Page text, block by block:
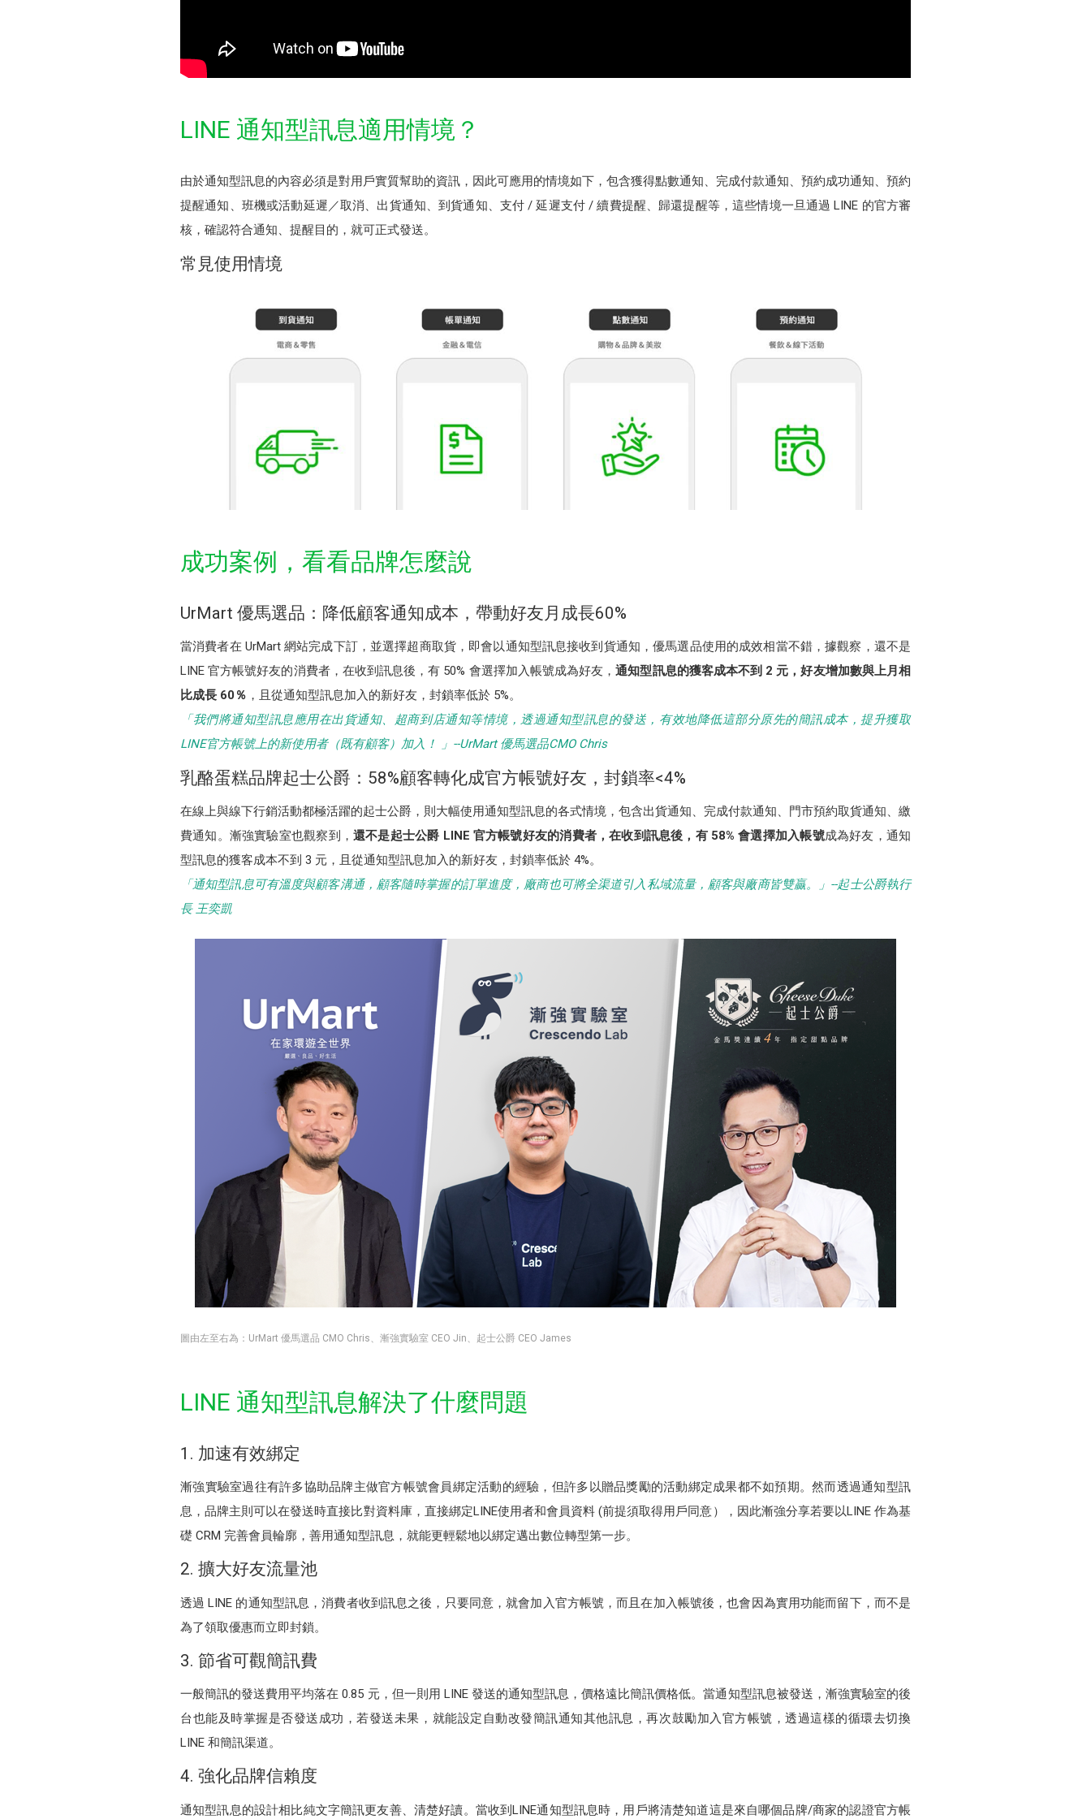
LINE 通知型訊息適用情境？
由於通知型訊息的內容必須是對用戶實質幫助的資訊，因此可應用的情境如下，包含獲得點數通知、完成付款通知、預約成功通知、預約
提醒通知、班機或活動延遲／取消、出貨通知、到貨通知、支付 / 延遲支付 / 續費提醒、歸還提醒等，這些情境一旦通過 LINE 的官方審
核，確認符合通知、提醒目的，就可正式發送。
常見使用情境
成功案例，看看品牌怎麼說
UrMart 優馬選品：降低顧客通知成本，帶動好友月成長60%
當消費者在 UrMart 網站完成下訂，並選擇超商取貨，即會以通知型訊息接收到貨通知，優馬選品使用的成效相當不錯，據觀察，還不是
LINE 官方帳號好友的消費者，在收到訊息後，有 50% 會選擇加入帳號成為好友，通知型訊息的獲客成本不到 2 元，好友增加數與上月相
比成長 60％ ，且從通知型訊息加入的新好友，封鎖率低於 5%。
「我們將通知型訊息應用在出貨通知、超商到店通知等情境，透過通知型訊息的發送，有效地降低這部分原先的簡訊成本，提升獲取
LINE官方帳號上的新使用者（既有顧客）加入！ 」--UrMart 優馬選品CMO Chris
乳酪蛋糕品牌起士公爵：58%顧客轉化成官方帳號好友，封鎖率<4%
在線上與線下行銷活動都極活躍的起士公爵，則大幅使用通知型訊息的各式情境，包含出貨通知、完成付款通知、門市預約取貨通知、繳
費通知。漸強實驗室也觀察到， 還不是起士公爵 LINE 官方帳號好友的消費者，在收到訊息後，有 58% 會選擇加入帳號成為好友，通知
型訊息的獲客成本不到 3 元，且從通知型訊息加入的新好友，封鎖率低於 4%。
「通知型訊息可有溫度與顧客溝通，顧客隨時掌握的訂單進度，廠商也可將全渠道引入私域流量，顧客與廠商皆雙贏。」--起士公爵執行
長 王奕凱
圖由左至右為：UrMart 優馬選品 CMO Chris、漸強實驗室 CEO Jin、起士公爵 CEO James
LINE 通知型訊息解決了什麼問題
1. 加速有效綁定
漸強實驗室過往有許多協助品牌主做官方帳號會員綁定活動的經驗，但許多以贈品獎勵的活動綁定成果都不如預期。然而透過通知型訊
息，品牌主則可以在發送時直接比對資料庫，直接綁定LINE使用者和會員資料 (前提須取得用戶同意），因此漸強分享若要以LINE 作為基
礎 CRM 完善會員輪廓，善用通知型訊息，就能更輕鬆地以綁定邁出數位轉型第一步。
2. 擴大好友流量池
透過 LINE 的通知型訊息，消費者收到訊息之後，只要同意，就會加入官方帳號，而且在加入帳號後，也會因為實用功能而留下，而不是
為了領取優惠而立即封鎖。
3. 節省可觀簡訊費
一般簡訊的發送費用平均落在 0.85 元，但一則用 LINE 發送的通知型訊息，價格遠比簡訊價格低。當通知型訊息被發送，漸強實驗室的後
台也能及時掌握是否發送成功，若發送未果，就能設定自動改發簡訊通知其他訊息，再次鼓勵加入官方帳號，透過這樣的循環去切換
LINE 和簡訊渠道。
4. 強化品牌信賴度
通知型訊息的設計相比純文字簡訊更友善、清楚好讀。當收到LINE通知型訊息時，用戶將清楚知道這是來自哪個品牌/商家的認證官方帳